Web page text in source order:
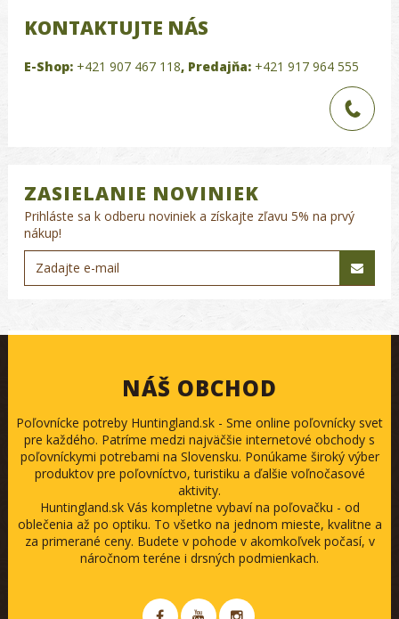
KONTAKTUJTE NÁS
E-Shop: +421 907 467 118, Predajňa: +421 917 964 555
ZASIELANIE NOVINIEK
Prihláste sa k odberu noviniek a získajte zľavu 5% na prvý
nákup!
NÁŠ OBCHOD
Poľovnícke potreby Huntingland.sk - Sme online poľovnícky svet
pre každého. Patríme medzi najväčšie internetové obchody s
poľovníckymi potrebami na Slovensku. Ponúkame široký výber
produktov pre poľovníctvo, turistiku a ďalšie voľnočasové
aktivity.
Huntingland.sk Vás kompletne vybaví na poľovačku - od
oblečenia až po optiku. To všetko na jednom mieste, kvalitne a
za primerané ceny. Budete v pohode v akomkoľvek počasí, v
náročnom teréne i drsných podmienkach.